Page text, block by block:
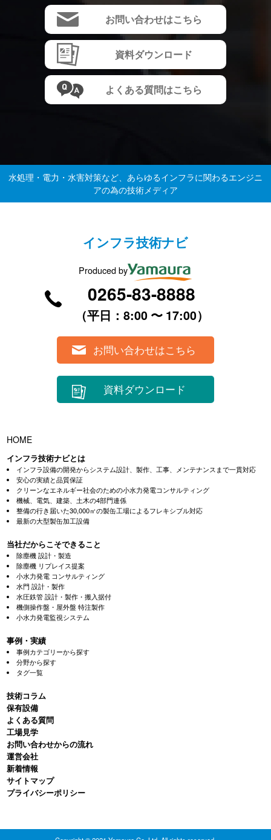
お問い合わせはこちら
資料ダウンロード
よくある質問はこちら
水処理・電力・水害対策など、あらゆるインフラに関わるエンジニ
アの為の技術メディア
インフラ技術ナビ
Produced by
0265-83-8888
（平⽇：8:00 〜 17:00）
お問い合わせはこちら
資料ダウンロード
HOME
インフラ技術ナビとは
インフラ設備の開発からシステム設計、製作、工事、メンテナンスまで一貫対応
安心の実績と品質保証
クリーンなエネルギー社会のための小水力発電コンサルティング
機械、電気、建築、土木の4部門連係
整備の行き届いた30,000㎡の製缶工場によるフレキシブル対応
最新の大型製缶加工設備
当社だからこそできること
除塵機 設計・製造
除塵機 リプレイス提案
小水力発電 コンサルティング
水門 設計・製作
水圧鉄管 設計・製作・搬入据付
機側操作盤・屋外盤 特注製作
小水力発電監視システム
事例・実績
事例カテゴリーから探す
分野から探す
タグ一覧
技術コラム
保有設備
よくある質問
⼯場⾒学
お問い合わせからの流れ
運営会社
新着情報
サイトマップ
プライバシーポリシー